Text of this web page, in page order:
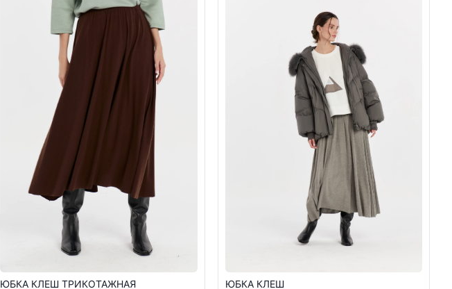
ЮБКА КЛЕШ ТРИКОТАЖНАЯ ЮБКА КЛЕШ